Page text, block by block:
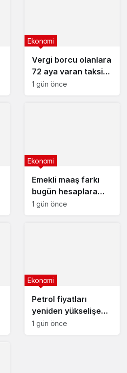
Vergi borcu olanlara
72 aya varan taksit
fırsatı
Ekonomi
1 gün önce
Emekli maaş farkı
bugün hesaplara
yatıyor
Ekonomi
1 gün önce
Petrol fiyatları
yeniden yükselişe
geçti
Ekonomi
1 gün önce